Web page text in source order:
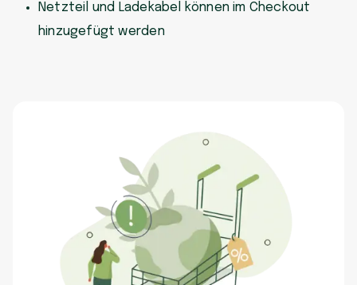
Netzteil und Ladekabel können im Checkout
hinzugefügt werden